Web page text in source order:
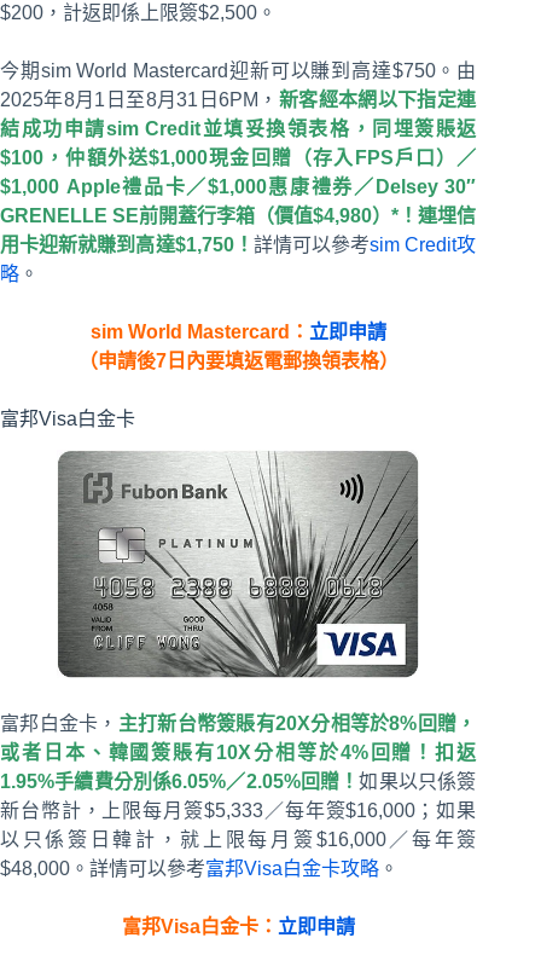
$200，計返即係上限簽$2,500。
今期sim World Mastercard迎新可以賺到高達$750。由
2025年8月1日至8月31日6PM， 新客經本網以下指定連
結成功申請sim Credit並填妥換領表格，同埋簽賬返
$100，仲額外送$1,000現金回贈（存入FPS戶口）／
$1,000 Apple禮品卡／$1,000惠康禮券／Delsey 30″
GRENELLE SE前開蓋行李箱（價值$4,980）*！連埋信
用卡迎新就賺到高達$1,750！ 詳情可以參考sim Credit攻
略 。
sim World Mastercard： 立即申請
（申請後7日內要填返電郵換領表格）
富邦Visa白金卡
富邦白金卡， 主打新台幣簽賬有20X分相等於8%回贈，
或者日本、韓國簽賬有10X分相等於4%回贈！扣返
1.95%手續費分別係6.05%／2.05%回贈！如果以只係簽
新台幣計，上限每月簽$5,333／每年簽$16,000；如果
以只係簽日韓計，就上限每月簽$16,000／每年簽
$48,000。詳情可以參考富邦Visa白金卡攻略 。
富邦Visa白金卡： 立即申請